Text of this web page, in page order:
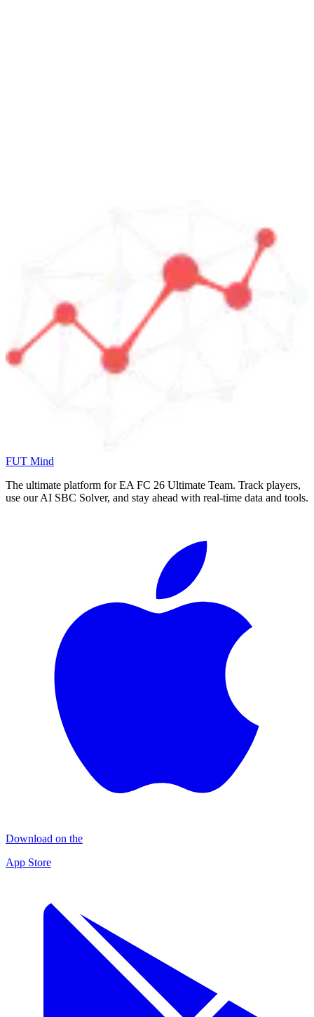
FUT Mind
The ultimate platform for EA FC 26 Ultimate Team. Track players,
use our AI SBC Solver, and stay ahead with real-time data and tools.
Download on the
App Store